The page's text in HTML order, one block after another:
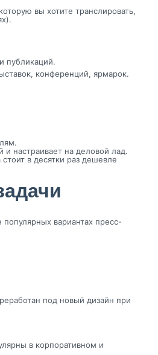
вы хотите транслировать,
публикаций.
конференций, ярмарок.
настраивает на деловой лад.
в десятки раз дешевле
вариантах пресс-
под новый дизайн при
в корпоративном и